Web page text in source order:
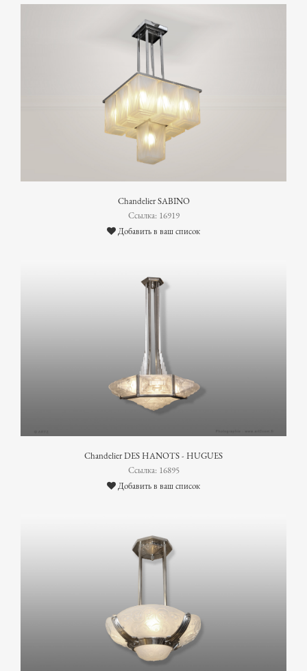
Chandelier SABINO
Ссылка: 16919
Добавить в ваш список
Chandelier DES HANOTS - HUGUES
Ссылка: 16895
Добавить в ваш список